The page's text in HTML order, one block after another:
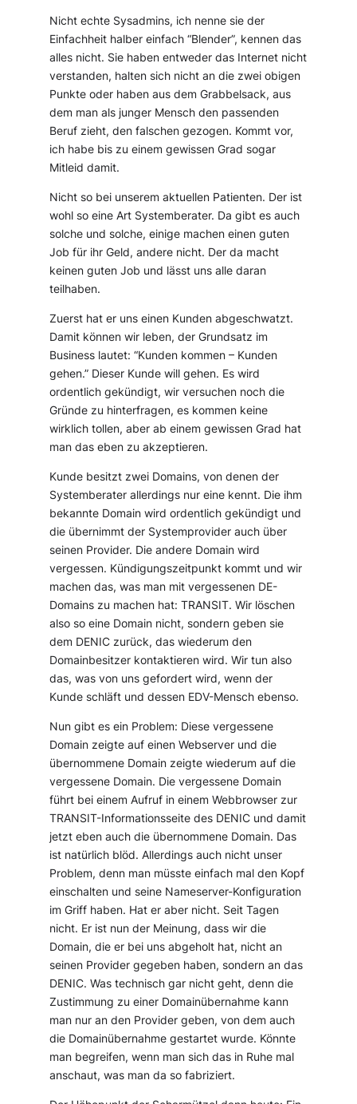
Nicht echte Sysadmins, ich nenne sie der
Einfachheit halber einfach “Blender”, kennen das
alles nicht. Sie haben entweder das Internet nicht
verstanden, halten sich nicht an die zwei obigen
Punkte oder haben aus dem Grabbelsack, aus
dem man als junger Mensch den passenden
Beruf zieht, den falschen gezogen. Kommt vor,
ich habe bis zu einem gewissen Grad sogar
Mitleid damit.
Nicht so bei unserem aktuellen Patienten. Der ist
wohl so eine Art Systemberater. Da gibt es auch
solche und solche, einige machen einen guten
Job für ihr Geld, andere nicht. Der da macht
keinen guten Job und lässt uns alle daran
teilhaben.
Zuerst hat er uns einen Kunden abgeschwatzt.
Damit können wir leben, der Grundsatz im
Business lautet: “Kunden kommen – Kunden
gehen.” Dieser Kunde will gehen. Es wird
ordentlich gekündigt, wir versuchen noch die
Gründe zu hinterfragen, es kommen keine
wirklich tollen, aber ab einem gewissen Grad hat
man das eben zu akzeptieren.
Kunde besitzt zwei Domains, von denen der
Systemberater allerdings nur eine kennt. Die ihm
bekannte Domain wird ordentlich gekündigt und
die übernimmt der Systemprovider auch über
seinen Provider. Die andere Domain wird
vergessen. Kündigungszeitpunkt kommt und wir
machen das, was man mit vergessenen DE-
Domains zu machen hat: TRANSIT. Wir löschen
also so eine Domain nicht, sondern geben sie
dem DENIC zurück, das wiederum den
Domainbesitzer kontaktieren wird. Wir tun also
das, was von uns gefordert wird, wenn der
Kunde schläft und dessen EDV-Mensch ebenso.
Nun gibt es ein Problem: Diese vergessene
Domain zeigte auf einen Webserver und die
übernommene Domain zeigte wiederum auf die
vergessene Domain. Die vergessene Domain
führt bei einem Aufruf in einem Webbrowser zur
TRANSIT-Informationsseite des DENIC und damit
jetzt eben auch die übernommene Domain. Das
ist natürlich blöd. Allerdings auch nicht unser
Problem, denn man müsste einfach mal den Kopf
einschalten und seine Nameserver-Konfiguration
im Griff haben. Hat er aber nicht. Seit Tagen
nicht. Er ist nun der Meinung, dass wir die
Domain, die er bei uns abgeholt hat, nicht an
seinen Provider gegeben haben, sondern an das
DENIC. Was technisch gar nicht geht, denn die
Zustimmung zu einer Domainübernahme kann
man nur an den Provider geben, von dem auch
die Domainübernahme gestartet wurde. Könnte
man begreifen, wenn man sich das in Ruhe mal
anschaut, was man da so fabriziert.